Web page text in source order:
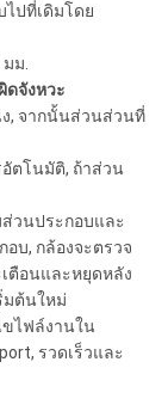
ไปที่เดิมโดย
ม.
ดจังหวะ
ง, จากนั้นส่วนส่วนที่
อัตโนมัติ, ถ้าส่วน
วนประกอบและ
อบ, กล้องจะตรวจ
ตือนและหยุดหลัง
มต้นใหม่
ขไฟล์งานใน
รวดเร็วและ